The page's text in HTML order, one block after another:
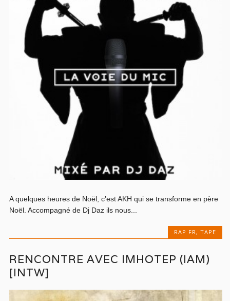
A quelques heures de Noël, c’est AKH qui se transforme en père
Noël. Accompagné de Dj Daz ils nous...
RAP FR, TAPE
RENCONTRE AVEC IMHOTEP (IAM)
[INTW]